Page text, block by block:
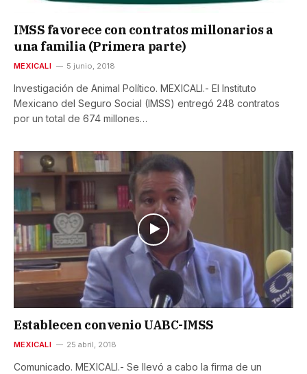
IMSS favorece con contratos millonarios a
una familia (Primera parte)
MEXICALI 5 junio, 2018
Investigación de Animal Político. MEXICALI.- El Instituto
Mexicano del Seguro Social (IMSS) entregó 248 contratos
por un total de 674 millones…
Establecen convenio UABC-IMSS
MEXICALI 25 abril, 2018
Comunicado. MEXICALI.- Se llevó a cabo la firma de un